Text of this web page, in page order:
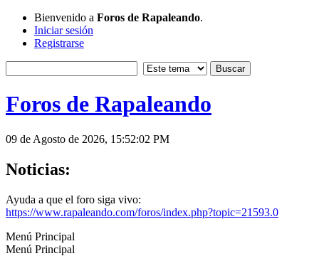
Bienvenido a Foros de Rapaleando.
Iniciar sesión
Registrarse
Foros de Rapaleando
09 de Agosto de 2026, 15:52:02 PM
Noticias:
Ayuda a que el foro siga vivo:
https://www.rapaleando.com/foros/index.php?topic=21593.0
Menú Principal
Menú Principal